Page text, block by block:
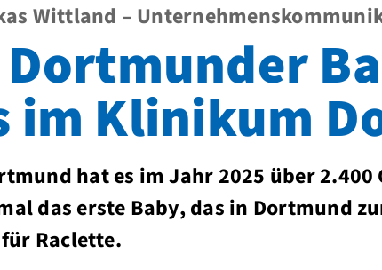
Wittland –
im Klinikum
hat es im Jahr 2025 über
das erste Baby, das in Dortmund
Raclette.